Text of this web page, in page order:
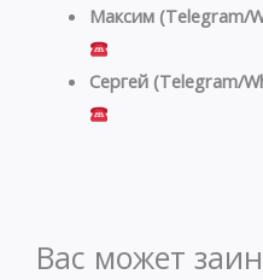
Максим (Telegram/
Сергей (Telegram/
Вас может